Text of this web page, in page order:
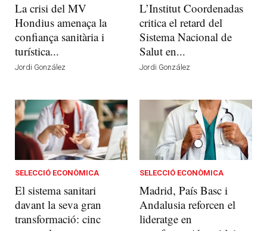
La crisi del MV
Hondius amenaça la
confiança sanitària i
turística...
Jordi González
L’Institut Coordenadas
critica el retard del
Sistema Nacional de
Salut en...
Jordi González
SELECCIÓ ECONÒMICA
El sistema sanitari
davant la seva gran
transformació: cinc
SELECCIÓ ECONÒMICA
Madrid, País Basc i
Andalusia reforcen el
lideratge en